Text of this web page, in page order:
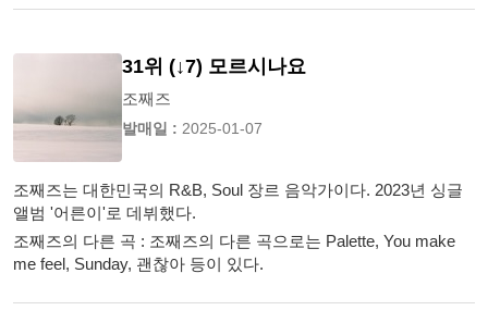
31위 (↓7) 모르시나요
조째즈
발매일 : 2025-01-07
조째즈는 대한민국의 R&B, Soul 장르 음악가이다. 2023년 싱글
앨범 '어른이'로 데뷔했다.
조째즈의 다른 곡 : 조째즈의 다른 곡으로는 Palette, You make
me feel, Sunday, 괜찮아 등이 있다.